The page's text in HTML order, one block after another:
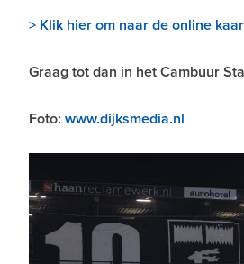
> Klik hier om naar de online
Graag tot dan in het Cambuur
Foto: www.dijksmedia.nl